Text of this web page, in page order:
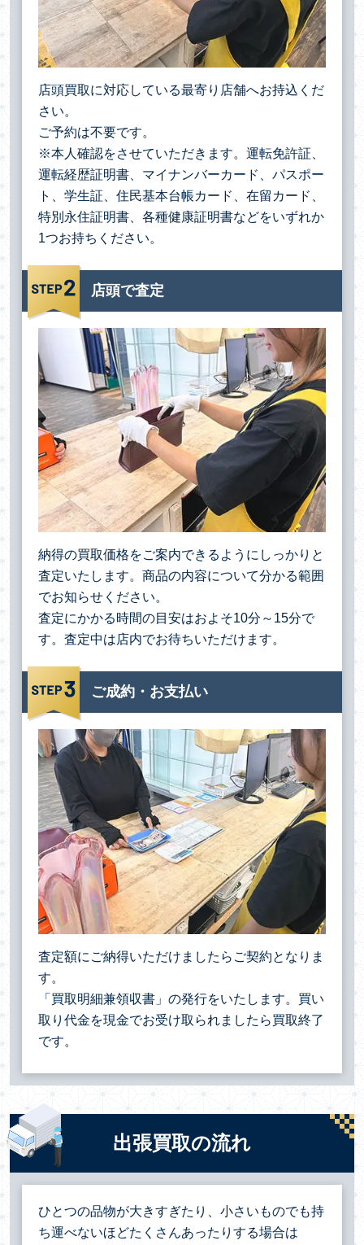
店頭買取に対応している最寄り店舗へお持込くだ
さい。
ご予約は不要です。
※本人確認をさせていただきます。運転免許証、
運転経歴証明書、マイナンバーカード、パスポー
ト、学生証、住民基本台帳カード、在留カード、
特別永住証明書、各種健康証明書などをいずれか
1つお持ちください。
店頭で査定
納得の買取価格をご案内できるようにしっかりと
査定いたします。商品の内容について分かる範囲
でお知らせください。
査定にかかる時間の目安はおよそ10分～15分で
す。査定中は店内でお待ちいただけます。
ご成約・お支払い
査定額にご納得いただけましたらご契約となりま
す。
「買取明細兼領収書」の発行をいたします。買い
取り代金を現金でお受け取られましたら買取終了
です。
出張買取の流れ
ひとつの品物が大きすぎたり、小さいものでも持
ち運べないほどたくさんあったりする場合は